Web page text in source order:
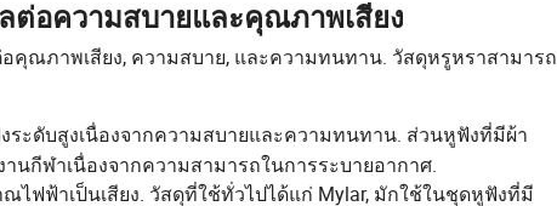
ต่อความสบายและคุณภาพเสียง
คุณภาพเสียง, ความสบาย, และความทนทาน. วัสดุหรูหราสามารถ
ะดับสูงเนื่องจากความสบายและความทนทาน. ส่วนหูฟังที่มีผ้า
นกีฬาเนื่องจากความสามารถในการระบายอากาศ.
ฟฟ้าเป็นเสียง. วัสดุที่ใช้ทั่วไปได้แก่ Mylar, มักใช้ในชุดหูฟังที่มี